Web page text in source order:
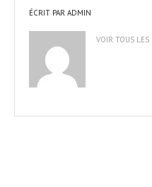
ÉCRIT PAR ADMIN
VOIR TOUS LES